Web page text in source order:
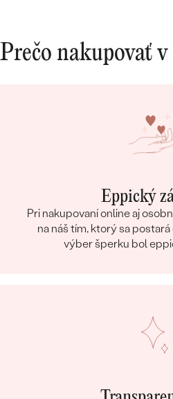
Prečo nakupovať
Eppický
Pri nakupovaní online aj
na náš tím, ktorý sa
výber šperku bol